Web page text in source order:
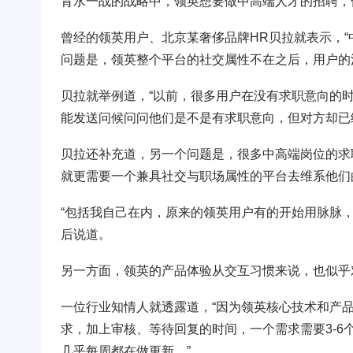
曾经的领英用户、北京某奢侈品牌HR贝拉就表示，
问题是，领英整个平台的社交属性不在之后，用户
贝拉就举例道，“以前，很多用户在没有求职意向
能发送问候问问他们是不是有求职意向，但对方却已
贝拉还补充道，另一个问题是，很多中高端岗位的
就更需要一个兼具社交与职场属性的平台去维系他
“包括我自己在内，原来的领英用户有的开始用脉脉
后说道。
另一方面，领英的产品体验从交互习惯来说，也似
一位行业知情人就透露道，“因为领英核心技术和产
求，加上审核、等待回复的时间，一个需求需要3-6